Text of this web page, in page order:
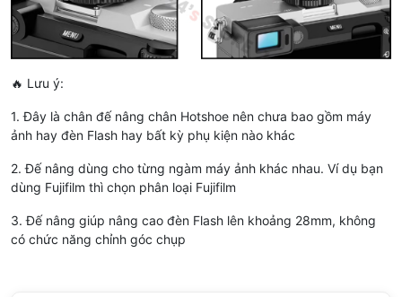
🔥 Lưu ý:
1. Đây là chân đế nâng chân Hotshoe nên chưa bao gồm máy
ảnh hay đèn Flash hay bất kỳ phụ kiện nào khác
2. Đế nâng dùng cho từng ngàm máy ảnh khác nhau. Ví dụ bạn
dùng Fujifilm thì chọn phân loại Fujifilm
3. Đế nâng giúp nâng cao đèn Flash lên khoảng 28mm, không
có chức năng chỉnh góc chụp